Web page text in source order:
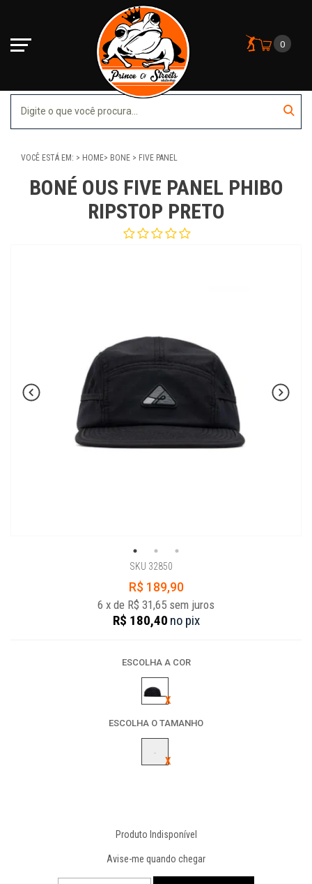
0
VOCÊ ESTÁ EM: HOME BONE FIVE PANEL
BONÉ OUS FIVE PANEL PHIBO
RIPSTOP PRETO
SKU 32850
R$ 189,90
6 x de R$ 31,65 sem juros
R$ 180,40 no pix
ESCOLHA A COR
ESCOLHA O TAMANHO
-
Produto Indisponível
Avise-me quando chegar